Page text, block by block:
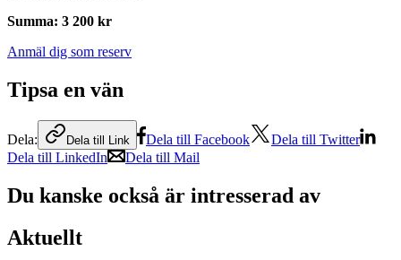
Summa: 3 200 kr
Anmäl dig som reserv
Tipsa en vän
Dela: Dela till Link Dela till Facebook
Dela till Twitter
Dela till LinkedIn
Dela till Mail
Du kanske också är intresserad av
Aktuellt